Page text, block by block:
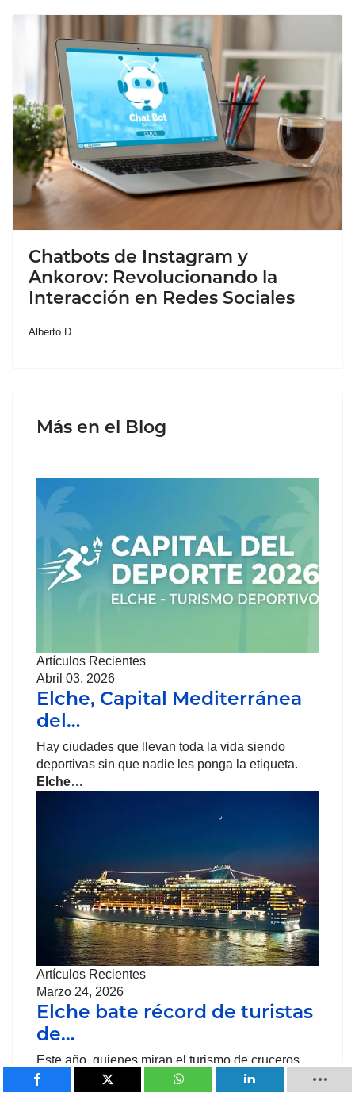
Chatbots de Instagram y
Ankorov: Revolucionando la
Interacción en Redes Sociales
Alberto D.
Más en el Blog
Artículos Recientes
Abril 03, 2026
Elche, Capital Mediterránea
del…
Hay ciudades que llevan toda la vida siendo
deportivas sin que nadie les ponga la etiqueta.
Elche…
Artículos Recientes
Marzo 24, 2026
Elche bate récord de turistas
de…
Este año, quienes miran el turismo de cruceros
Elche
no pueden evitar sentir que algo